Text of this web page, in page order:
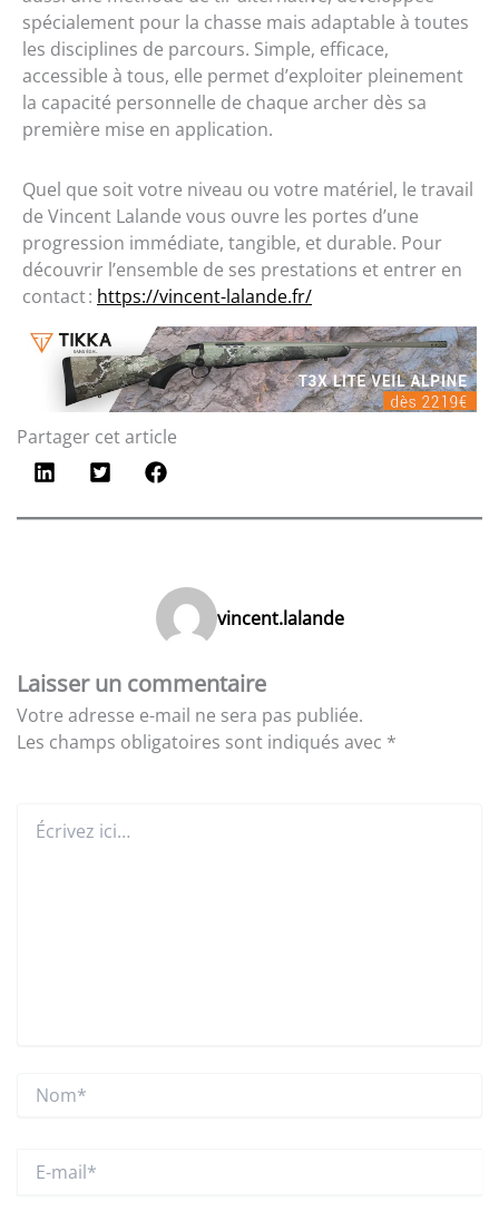
spécialement pour la chasse mais adaptable à toutes
les disciplines de parcours. Simple, efficace,
accessible à tous, elle permet d’exploiter pleinement
la capacité personnelle de chaque archer dès sa
première mise en application.
Quel que soit votre niveau ou votre matériel, le travail
de Vincent Lalande vous ouvre les portes d’une
progression immédiate, tangible, et durable. Pour
découvrir l’ensemble de ses prestations et entrer en
contact : https://vincent-lalande.fr/
Partager cet article
vincent.lalande
Laisser un commentaire
Votre adresse e-mail ne sera pas publiée.
Les champs obligatoires sont indiqués avec *
ici…
mail*